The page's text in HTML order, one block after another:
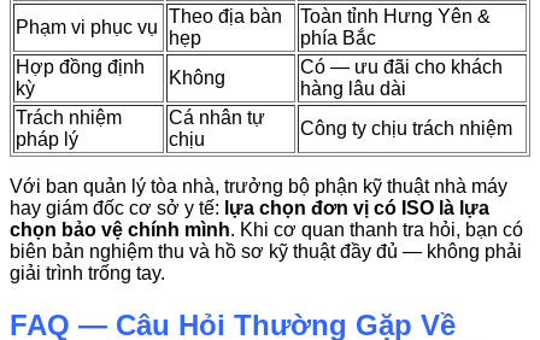
Phạm vi phục vụ
Theo địa bàn
hẹp
Toàn tỉnh Hưng Yên &
phía Bắc
Hợp đồng định
kỳ
Không
Có — ưu đãi cho khách
hàng lâu dài
Trách nhiệm
pháp lý
Cá nhân tự
chịu
Công ty chịu trách nhiệm
Với ban quản lý tòa nhà, trưởng bộ phận kỹ thuật nhà máy
hay giám đốc cơ sở y tế: lựa chọn đơn vị có ISO là lựa
chọn bảo vệ chính mình. Khi cơ quan thanh tra hỏi, bạn có
biên bản nghiệm thu và hồ sơ kỹ thuật đầy đủ — không phải
giải trình trống tay.
FAQ — Câu Hỏi Thường Gặp Về